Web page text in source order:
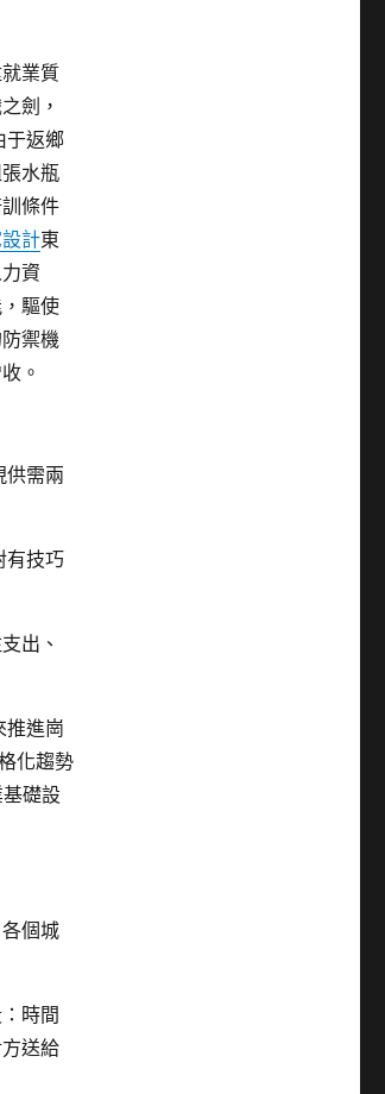
業質
劍，
于返鄉
水瓶
條件
計東
資
驅使
禦機
。
供需兩
有技巧
出、
推進崗
化趨勢
礎設
個城
時間
送給